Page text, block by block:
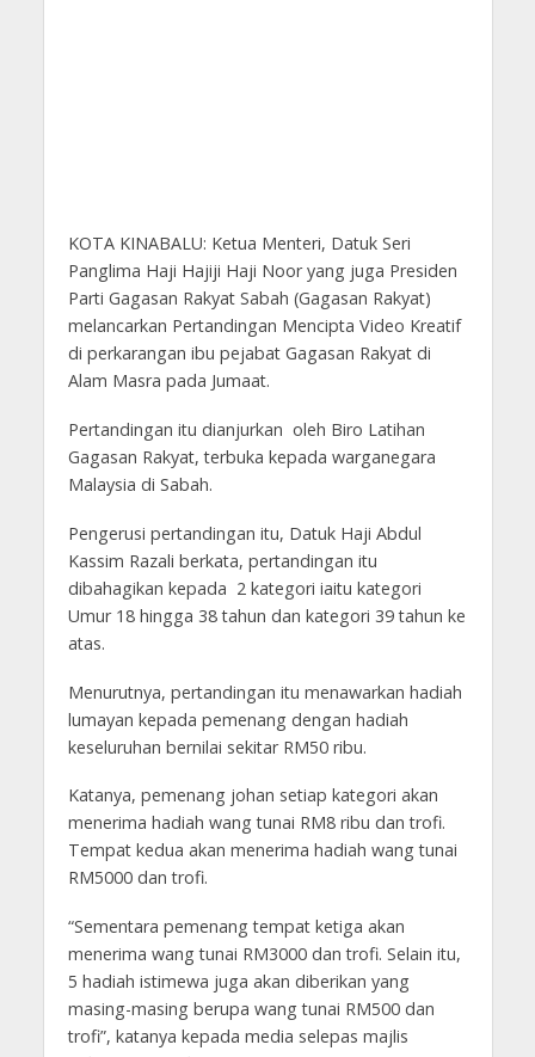
KOTA KINABALU: Ketua Menteri, Datuk Seri
Panglima Haji Hajiji Haji Noor yang juga Presiden
Parti Gagasan Rakyat Sabah (Gagasan Rakyat)
melancarkan Pertandingan Mencipta Video Kreatif
di perkarangan ibu pejabat Gagasan Rakyat di
Alam Masra pada Jumaat.
Pertandingan itu dianjurkan oleh Biro Latihan
Gagasan Rakyat, terbuka kepada warganegara
Malaysia di Sabah.
Pengerusi pertandingan itu, Datuk Haji Abdul
Kassim Razali berkata, pertandingan itu
dibahagikan kepada 2 kategori iaitu kategori
Umur 18 hingga 38 tahun dan kategori 39 tahun ke
atas.
Menurutnya, pertandingan itu menawarkan hadiah
lumayan kepada pemenang dengan hadiah
keseluruhan bernilai sekitar RM50 ribu.
Katanya, pemenang johan setiap kategori akan
menerima hadiah wang tunai RM8 ribu dan trofi.
Tempat kedua akan menerima hadiah wang tunai
RM5000 dan trofi.
“Sementara pemenang tempat ketiga akan
menerima wang tunai RM3000 dan trofi. Selain itu,
5 hadiah istimewa juga akan diberikan yang
masing-masing berupa wang tunai RM500 dan
trofi”, katanya kepada media selepas majlis